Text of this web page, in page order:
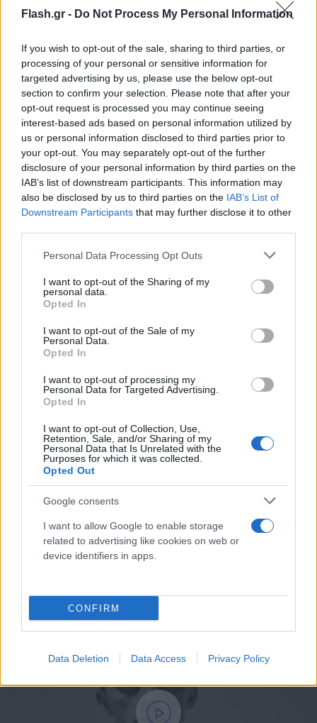
Flash.gr - Do Not Process My Personal Information
If you wish to opt-out of the sale, sharing to third parties, or
processing of your personal or sensitive information for
targeted advertising by us, please use the below opt-out
section to confirm your selection. Please note that after your
opt-out request is processed you may continue seeing
interest-based ads based on personal information utilized by
us or personal information disclosed to third parties prior to
your opt-out. You may separately opt-out of the further
disclosure of your personal information by third parties on the
IAB’s list of downstream participants. This information may
also be disclosed by us to third parties on the IAB’s List of
Downstream Participants that may further disclose it to other
Please note that this website/app uses one or more Google
not limited to your visit or usage behaviour. You may click to
grant or deny consent to Google and its third-party tags to
use your data for below specified purposes in below Google
consent section.
Personal Data Processing Opt Outs
I want to opt-out of the Sharing of my
personal data.
Opted In
I want to opt-out of the Sale of my
Personal Data.
Opted In
I want to opt-out of processing my
Personal Data for Targeted Advertising.
Opted In
I want to opt-out of Collection, Use,
Retention, Sale, and/or Sharing of my
Personal Data that Is Unrelated with the
Purposes for which it was collected.
Opted Out
Google consents
I want to allow Google to enable storage
related to advertising like cookies on web or
device identifiers in apps.
CONFIRM
Data Deletion Data Access Privacy Policy
ατάραχος, προκλητικά αδιάφορος.
Η ταινία κορυφώνεται όχι με τον φόνο όσο με το
κενό πριν από αυτόν. Η στιγμή στην παραλία, κάτω
από τον ανελέητο ήλιο, δεν παρουσιάζεται σαν
κλασικό έγκλημα με κίνητρο. Είναι περισσότερο μια
ανορθογραφία σε μια παράδοξη πραγματικότητα.
Το όπλο, το φως πάνω στο μαχαίρι, η ένταση του
καλοκαιριού, όλα συνωμοτούν σε μια πράξη που
δεν ζητά εξήγηση.
αδιαφορία αποκτά πολιτικό βάρος μέσα στο
αποικιοκρατικό πλαίσιο. Το θύμα δεν μένει
ανώνυμο όπως στο βιβλίο· αποκτά όνομα, ιστορία,
παρουσία. Και έτσι η «ουδετερότητα» του Μερσώ
αρχίζει να ραγίζει. Είναι ένας λευκός Ευρωπαίος
μέσα σε ένα σύστημα όπου η ζωή των άλλων έχει
ήδη υποτιμηθεί πριν καν φτάσει στο δικαστήριο.
Ο Ozon προσθέτει μικρές, σχεδόν υπόγειες
«διορθώσεις» στο αρχικό υλικό. Μια πιο ανάλαφρη
ειρωνεία, στιγμές που ακουμπάνε σε παράδοξο
χιούμορ, ακόμα και μια αδιόρατη ερωτική ένταση
που δεν υπήρχε στο κείμενο του Camus. Αυτές οι
λεπτομέρειες δεν υποβαθμίζουν τη φιλοσοφία της
ιστορίας, αλλά τη μεταφέρουν σε έναν πιο
σύγχρονο χώρο και χρόνο.
Μια ταινία που «ματαιοπονεί»